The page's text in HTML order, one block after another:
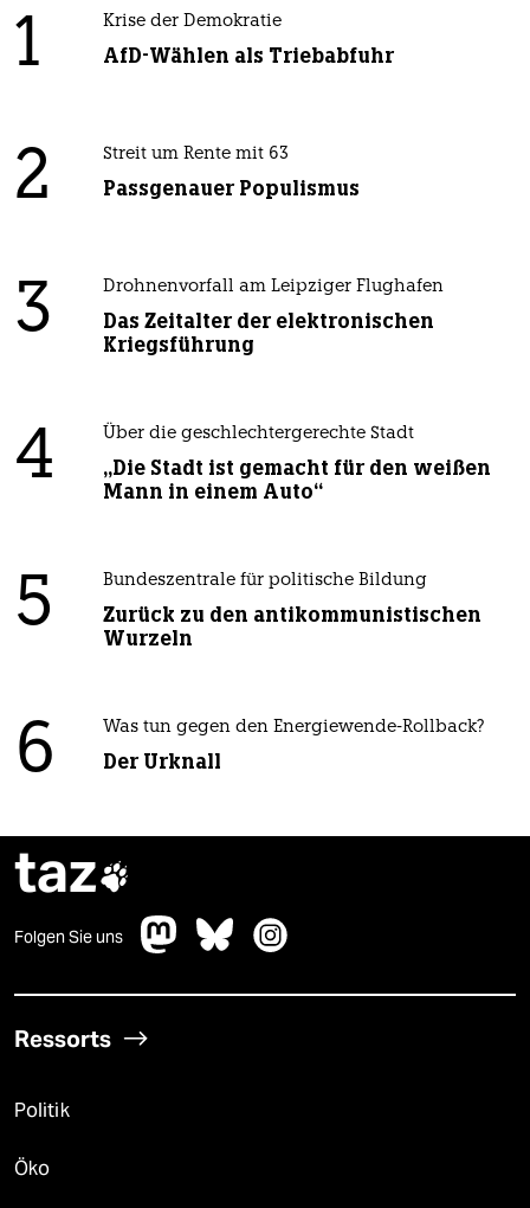
1 Krise der Demokratie
AfD-Wählen als Triebabfuhr
2 Streit um Rente mit 63
Passgenauer Populismus
3 Drohnenvorfall am Leipziger Flughafen
Das Zeitalter der elektronischen
Kriegsführung
4 Über die geschlechtergerechte Stadt
„Die Stadt ist gemacht für den weißen
Mann in einem Auto“
5 Bundeszentrale für politische Bildung
Zurück zu den antikommunistischen
Wurzeln
6 Was tun gegen den Energiewende-Rollback?
Der Urknall
taz
Folgen Sie uns
Ressorts
Politik
Öko